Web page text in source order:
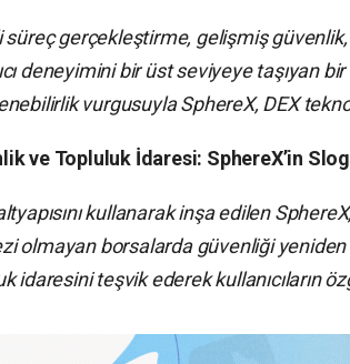
süreç gerçekleştirme, gelişmiş
deneyimini bir üst seviyeye taşıyan
vurgusuyla SphereX, DEX
ve Topluluk İdaresi: SphereX’in
kullanarak inşa edilen
olmayan borsalarda güvenliği yeniden
idaresini teşvik ederek kullanıcıların